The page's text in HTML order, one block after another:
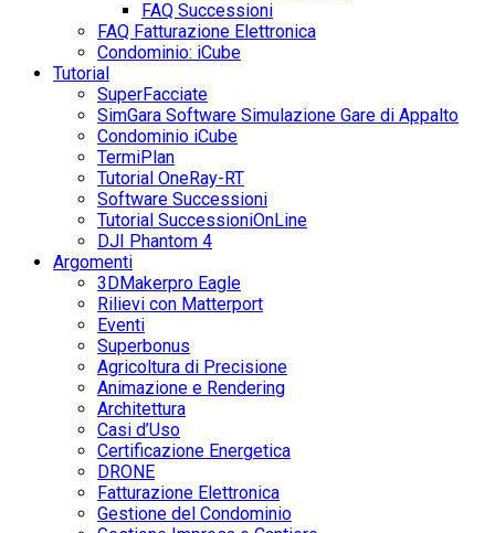
FAQ Successioni
FAQ Fatturazione Elettronica
Condominio: iCube
Tutorial
SuperFacciate
SimGara Software Simulazione Gare di Appalto
Condominio iCube
TermiPlan
Tutorial OneRay-RT
Software Successioni
Tutorial SuccessioniOnLine
DJI Phantom 4
Argomenti
3DMakerpro Eagle
Rilievi con Matterport
Eventi
Superbonus
Agricoltura di Precisione
Animazione e Rendering
Architettura
Casi d’Uso
Certificazione Energetica
DRONE
Fatturazione Elettronica
Gestione del Condominio